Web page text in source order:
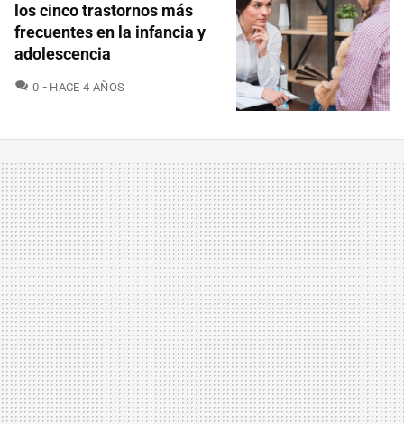
los cinco trastornos más
frecuentes en la infancia y
adolescencia
0 COMENTARIOS
HACE 4 AÑOS